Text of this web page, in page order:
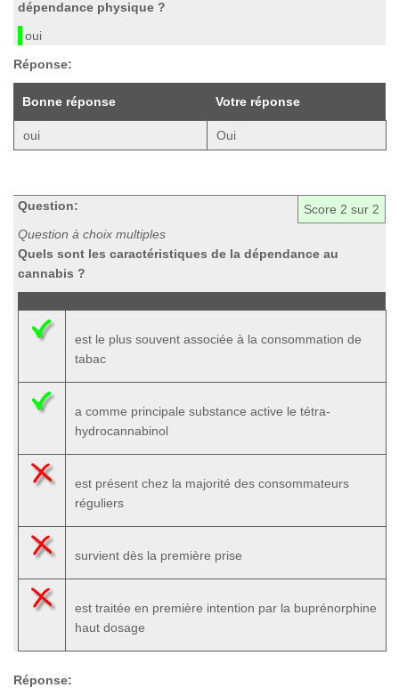
dépendance physique ?
oui
Réponse:
Bonne réponse Votre réponse
oui Oui
Score 2 sur 2
Question:
Question à choix multiples
Quels sont les caractéristiques de la dépendance au
cannabis ?
est le plus souvent associée à la consommation de
tabac
a comme principale substance active le tétra-
hydrocannabinol
est présent chez la majorité des consommateurs
réguliers
survient dès la première prise
est traitée en première intention par la buprénorphine
haut dosage
Réponse: